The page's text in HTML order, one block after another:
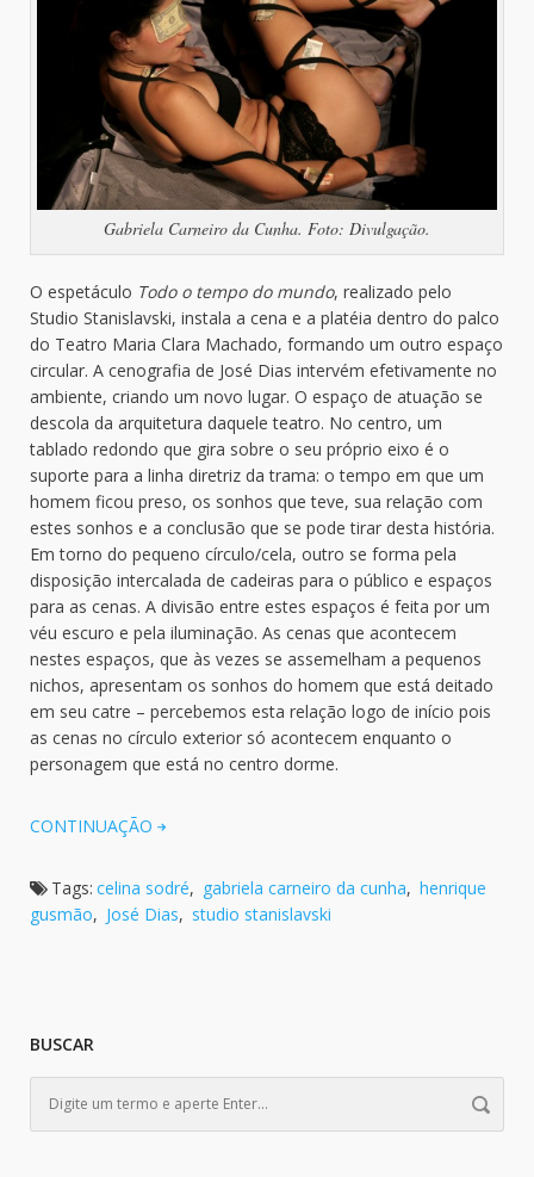
Gabriela Carneiro da Cunha. Foto: Divulgação.
O espetáculo Todo o tempo do mundo, realizado pelo
Studio Stanislavski, instala a cena e a platéia dentro do palco
do Teatro Maria Clara Machado, formando um outro espaço
circular. A cenografia de José Dias intervém efetivamente no
ambiente, criando um novo lugar. O espaço de atuação se
descola da arquitetura daquele teatro. No centro, um
tablado redondo que gira sobre o seu próprio eixo é o
suporte para a linha diretriz da trama: o tempo em que um
homem ficou preso, os sonhos que teve, sua relação com
estes sonhos e a conclusão que se pode tirar desta história.
Em torno do pequeno círculo/cela, outro se forma pela
disposição intercalada de cadeiras para o público e espaços
para as cenas. A divisão entre estes espaços é feita por um
véu escuro e pela iluminação. As cenas que acontecem
nestes espaços, que às vezes se assemelham a pequenos
nichos, apresentam os sonhos do homem que está deitado
em seu catre – percebemos esta relação logo de início pois
as cenas no círculo exterior só acontecem enquanto o
personagem que está no centro dorme.
CONTINUAÇÃO
Tags: celina sodré, gabriela carneiro da cunha, henrique
gusmão, José Dias, studio stanislavski
BUSCAR